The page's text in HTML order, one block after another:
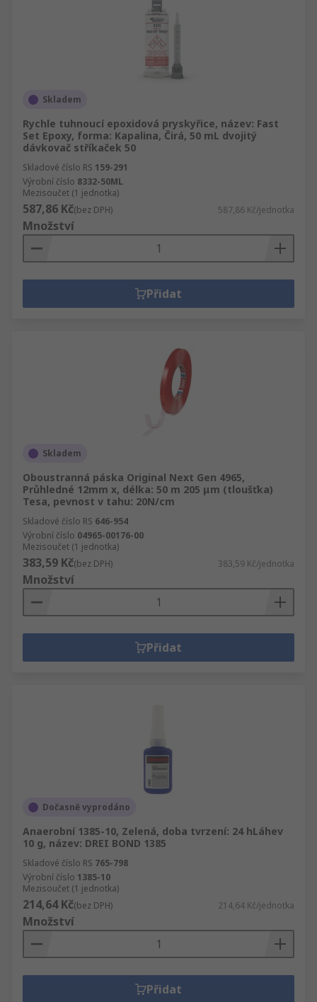
Skladem
Rychle tuhnoucí epoxidová pryskyřice, název: Fast
Set Epoxy, forma: Kapalina, Čirá, 50 mL dvojitý
dávkovač stříkaček 50
Skladové číslo RS 159-291
Výrobní číslo 8332-50ML
Mezisoučet (1 jednotka)
587,86 Kč(bez DPH) 587,86 Kč/jednotka
Množství
Přidat
Skladem
Oboustranná páska Original Next Gen 4965,
Průhledné 12mm x, délka: 50 m 205 μm (tloušťka)
Tesa, pevnost v tahu: 20N/cm
Skladové číslo RS 646-954
Výrobní číslo 04965-00176-00
Mezisoučet (1 jednotka)
383,59 Kč(bez DPH) 383,59 Kč/jednotka
Množství
Přidat
Dočasně vyprodáno
Anaerobní 1385-10, Zelená, doba tvrzení: 24 hLáhev
10 g, název: DREI BOND 1385
Skladové číslo RS 765-798
Výrobní číslo 1385-10
Mezisoučet (1 jednotka)
214,64 Kč(bez DPH) 214,64 Kč/jednotka
Množství
Přidat